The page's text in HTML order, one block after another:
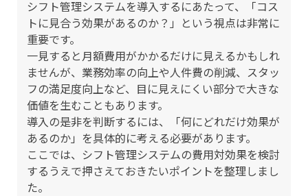
シフト管理システムを導入するにあたって、「コス
トに見合う効果があるのか？」という視点は非常に
重要です。
一見すると月額費用がかかるだけに見えるかもしれ
ませんが、業務効率の向上や人件費の削減、スタッ
フの満足度向上など、目に見えにくい部分で大きな
価値を生むこともあります。
導入の是非を判断するには、「何にどれだけ効果が
あるのか」を具体的に考える必要があります。
ここでは、シフト管理システムの費用対効果を検討
するうえで押さえておきたいポイントを整理しまし
た。